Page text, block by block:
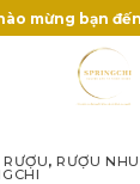
mừng bạn
,RƯỢU